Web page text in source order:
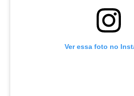
Ver essa foto no